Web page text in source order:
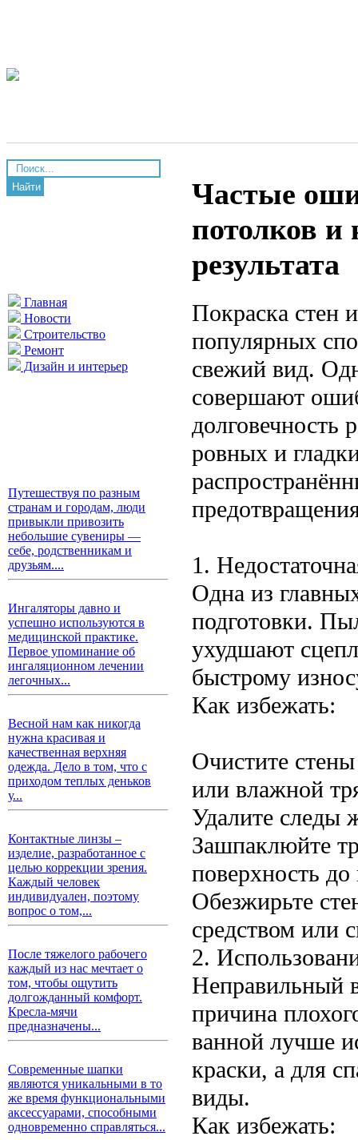
Найти
Главная
Новости
Строительство
Ремонт
Дизайн и интерьер
Путешествуя по разным
странам и городам, люди
привыкли привозить
небольшие сувениры —
себе, родственникам и
друзьям....
Ингаляторы давно и
успешно используются в
медицинской практике.
Первое упоминание об
ингаляционном лечении
легочных...
Весной нам как никогда
нужна красивая и
качественная верхняя
одежда. Дело в том, что с
приходом теплых деньков
у...
Контактные линзы –
изделие, разработанное с
целью коррекции зрения.
Каждый человек
индивидуален, поэтому
вопрос о том,...
После тяжелого рабочего
каждый из нас мечтает о
том, чтобы ощутить
долгожданный комфорт.
Кресла-мячи
предназначены...
Современные шапки
являются уникальными в то
же время функциональными
аксессуарами, способными
одновременно справляться...
Частые
потолков и
результата
Покраска стен
популярных
свежий вид.
совершают
долговечность
ровных и
1.
Одна из
подготовки.
ухудшают
быстрому
Как избежать:
Очистите
или влажной
Удалите следы
Зашпаклюйте
поверхность до
Обезжирьте
средством или
2.
Неправильный
причина
ванной лучше
краски, а для
виды.
Как избежать: